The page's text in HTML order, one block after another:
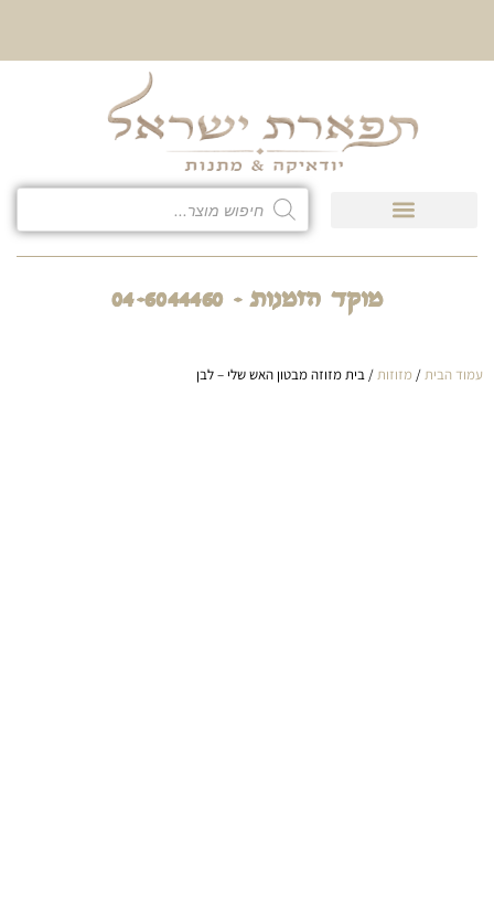
מוקד הזמנות - 04-6044460
עמוד הבית/ מזוזות/ בית מזוזה מבטון האש שלי – לבן